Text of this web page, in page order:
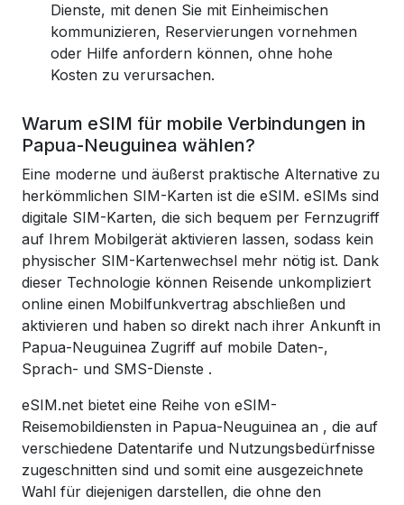
Dienste, mit denen Sie mit Einheimischen
kommunizieren, Reservierungen vornehmen
oder Hilfe anfordern können, ohne hohe
Kosten zu verursachen.
Warum eSIM für mobile Verbindungen in
Papua-Neuguinea wählen?
Eine moderne und äußerst praktische Alternative zu
herkömmlichen SIM-Karten ist die eSIM. eSIMs sind
digitale SIM-Karten, die sich bequem per Fernzugriff
auf Ihrem Mobilgerät aktivieren lassen, sodass kein
physischer SIM-Kartenwechsel mehr nötig ist. Dank
dieser Technologie können Reisende unkompliziert
online einen Mobilfunkvertrag abschließen und
aktivieren und haben so direkt nach ihrer Ankunft in
Papua-Neuguinea Zugriff auf mobile Daten-,
Sprach- und SMS-Dienste .
eSIM.net bietet eine Reihe von eSIM-
Reisemobildiensten in Papua-Neuguinea an , die auf
verschiedene Datentarife und Nutzungsbedürfnisse
zugeschnitten sind und somit eine ausgezeichnete
Wahl für diejenigen darstellen, die ohne den